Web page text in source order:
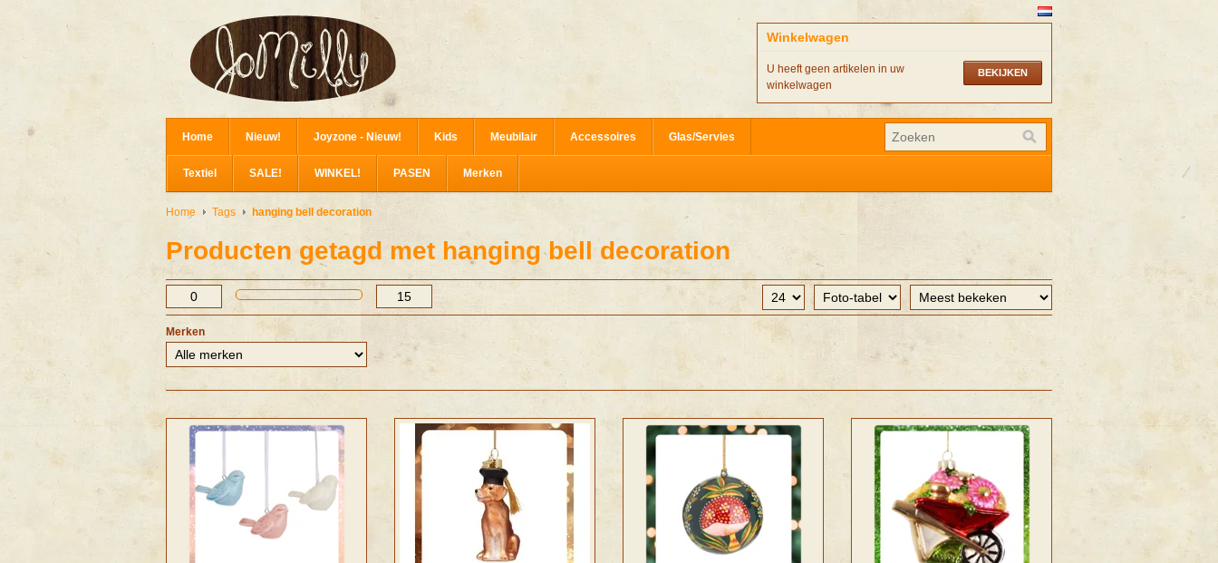
Winkelwagen
BEKIJKEN
U heeft geen artikelen in uw
winkelwagen
Home Nieuw! Joyzone - Nieuw! Kids Meubilair Accessoires Glas/Servies
Textiel SALE! WINKEL! PASEN Merken
Home Tags hanging bell decoration
Producten getagd met hanging bell decoration
Merken